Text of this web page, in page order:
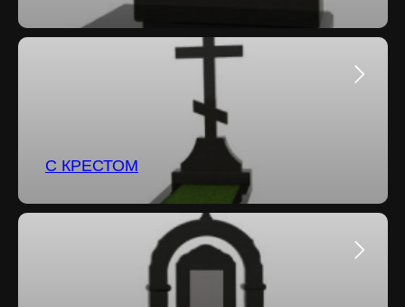
С КРЕСТОМ